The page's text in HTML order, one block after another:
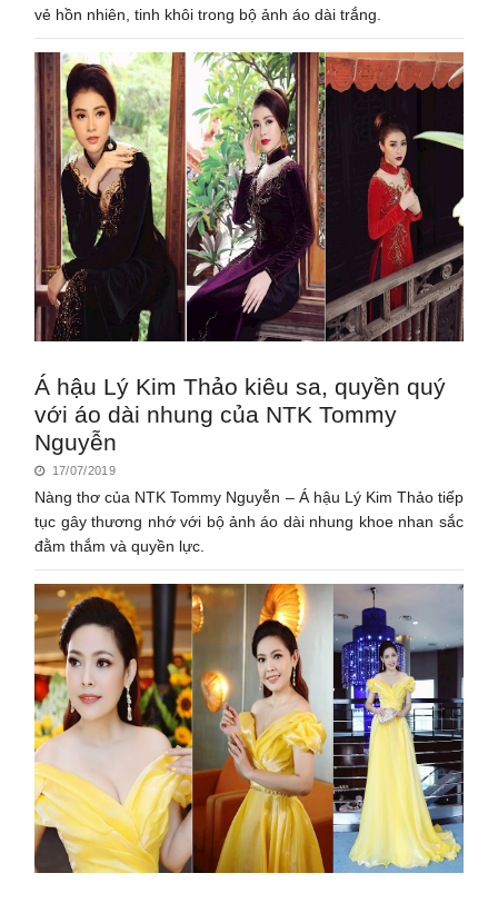
vẻ hồn nhiên, tinh khôi trong bộ ảnh áo dài trắng.
Á hậu Lý Kim Thảo kiêu sa, quyền quý
với áo dài nhung của NTK Tommy
Nguyễn
17/07/2019
Nàng thơ của NTK Tommy Nguyễn – Á hậu Lý Kim Thảo tiếp
tục gây thương nhớ với bộ ảnh áo dài nhung khoe nhan sắc
đằm thắm và quyền lực.